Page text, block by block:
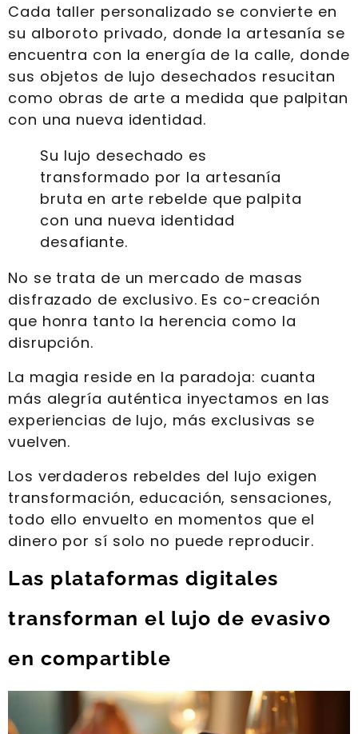
Cada taller personalizado se convierte en
su alboroto privado, donde la artesanía se
encuentra con la energía de la calle, donde
sus objetos de lujo desechados resucitan
como obras de arte a medida que palpitan
con una nueva identidad.
Su lujo desechado es
transformado por la artesanía
bruta en arte rebelde que palpita
con una nueva identidad
desafiante.
No se trata de un mercado de masas
disfrazado de exclusivo. Es co-creación
que honra tanto la herencia como la
disrupción.
La magia reside en la paradoja: cuanta
más alegría auténtica inyectamos en las
experiencias de lujo, más exclusivas se
vuelven.
Los verdaderos rebeldes del lujo exigen
transformación, educación, sensaciones,
todo ello envuelto en momentos que el
dinero por sí solo no puede reproducir.
Las plataformas digitales
transforman el lujo de evasivo
en compartible